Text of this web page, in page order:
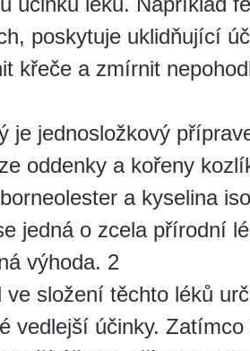
poskytuje uklidňující
křeče a zmírnit
je jednosložkový
oddenky a kořeny
a kyselina
jedná o zcela přírodní
výhoda. 2
složení těchto léků
vedlejší účinky.